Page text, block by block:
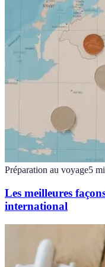
Préparation au voyage5
Les meilleures
international